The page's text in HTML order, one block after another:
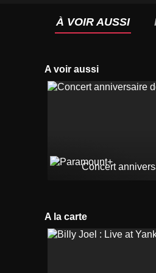
À VOIR AUSSI
A voir aussi
Concert
A la carte